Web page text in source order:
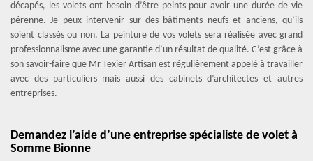
décapés, les volets ont besoin d’être peints pour avoir une durée de vie
pérenne. Je peux intervenir sur des bâtiments neufs et anciens, qu’ils
soient classés ou non. La peinture de vos volets sera réalisée avec grand
professionnalisme avec une garantie d’un résultat de qualité. C’est grâce à
son savoir-faire que Mr Texier Artisan est régulièrement appelé à travailler
avec des particuliers mais aussi des cabinets d’architectes et autres
entreprises.
Demandez l’aide d’une entreprise spécialiste de volet à
Somme Bionne